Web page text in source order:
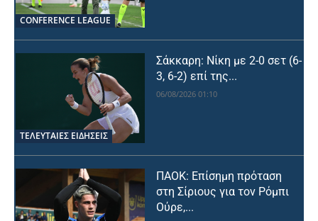
CONFERENCE LEAGUE
ΤΕΛΕΥΤΑΙΕΣ ΕΙΔΗΣΕΙΣ
Σάκκαρη: Νίκη με 2-0 σετ (6-
3, 6-2) επί της...
06/08/2026 01:10
ΠΑΟΚ: Επίσημη πρόταση
στη Σίριους για τον Ρόμπι
Ούρε,...